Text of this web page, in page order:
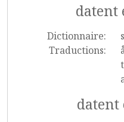
datent
Dictionnaire:
Traductions: